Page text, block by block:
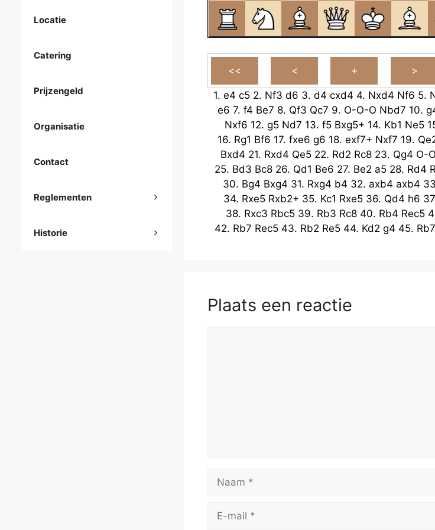
1. e4 c5 2. Nf3 d6 3. d4 cxd4 4. Nxd4 Nf6 5.
e6 7. f4 Be7 8. Qf3 Qc7 9. O-O-O Nbd7 10.
Nxf6 12. g5 Nd7 13. f5 Bxg5+ 14. Kb1 Ne5
16. Rg1 Bf6 17. fxe6 g6 18. exf7+ Nxf7 19.
Bxd4 21. Rxd4 Qe5 22. Rd2 Rc8 23. Qg4 O-O
25. Bd3 Bc8 26. Qd1 Be6 27. Be2 a5 28. Rd4
30. Bg4 Bxg4 31. Rxg4 b4 32. axb4 axb4
34. Rxe5 Rxb2+ 35. Kc1 Rxe5 36. Qd4 h6
38. Rxc3 Rbc5 39. Rb3 Rc8 40. Rb4 Rec5
42. Rb7 Rec5 43. Rb2 Re5 44. Kd2 g4 45. Rb7
Plaats een reactie
mail
Locatie
Catering
Prijzengeld
Organisatie
Contact
Reglementen
Historie